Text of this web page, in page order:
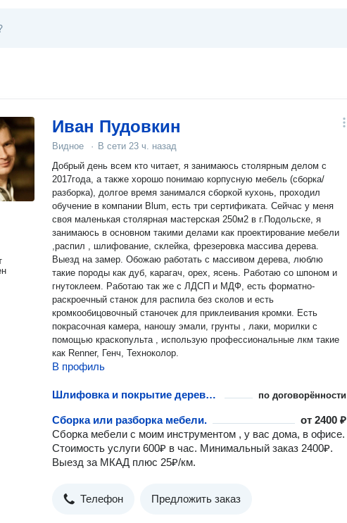
Иван Пудовкин
Видное · В сети 23 ч. назад
Добрый день всем кто читает, я занимаюсь столярным делом с
2017года, а также хорошо понимаю корпусную мебель (сборка/
разборка), долгое время занимался сборкой кухонь, проходил
обучение в компании Blum, есть три сертификата. Сейчас у меня
своя маленькая столярная мастерская 250м2 в г.Подольске, я
занимаюсь в основном такими делами как проектирование мебели
,распил , шлифование, склейка, фрезеровка массива дерева.
Выезд на замер. Обожаю работать с массивом дерева, люблю
такие породы как дуб, карагач, орех, ясень. Работаю со шпоном и
гнутоклеем. Работаю так же с ЛДСП и МДФ, есть форматно-
раскроечный станок для распила без сколов и есть
кромкообицовочный станочек для приклеивания кромки. Есть
покрасочная камера, наношу эмали, грунты , лаки, морилки с
помощью краскопульта , использую профессиональные лкм такие
как Renner, Генч, Техноколор.
В профиль
Шлифовка и покрытие деревянной мебели. Изготовление мебели. по договорённости
Сборка или разборка мебели. от2400 ₽
Сборка мебели с моим инструментом , у вас дома, в офисе.
Стоимость услуги 600₽ в час. Минимальный заказ 2400₽.
Выезд за МКАД плюс 25₽/км.
Телефон Предложить заказ